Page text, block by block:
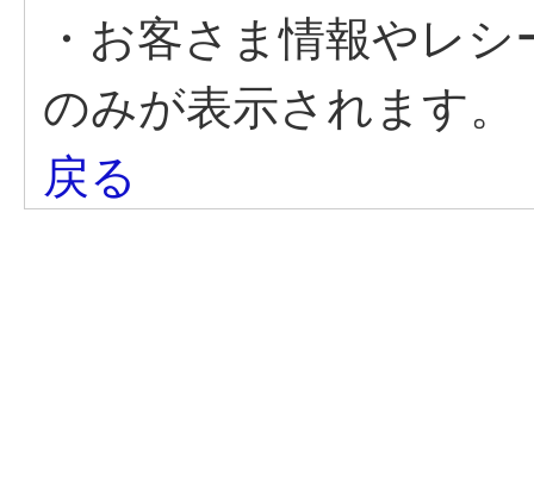
・お客さま情報やレ
のみが表示されます。
戻る